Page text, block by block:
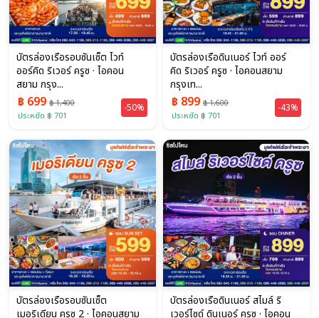
บัตรล่องเรือรอบซันเซ็ต ไวท์
ออร์คิด ริเวอร์ ครูซ · ไอคอน
สยาม กรุง...
฿ 699 ฿ 1,400
ประหยัด ฿ 701
-50%
บัตรล่องเรือดินเนอร์ ไวท์ ออร์
คิด ริเวอร์ ครูซ · ไอคอนสยาม
กรุงเท...
฿ 899 ฿ 1,600
ประหยัด ฿ 701
-43%
บัตรล่องเรือรอบซันเซ็ต
เมอริเดียน ครูซ 2 · ไอคอนสยาม
บัตรล่องเรือดินเนอร์ สไมล์ ริ
เวอร์ไซด์ ดินเนอร์ ครูซ · ไอคอน